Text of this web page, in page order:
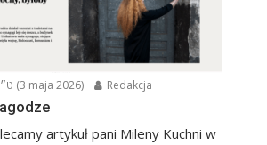
ט״ז באייר ה׳תשפ״ו (3 maja 2026) Redakcja
artykuł pani Mileny Kuchni w